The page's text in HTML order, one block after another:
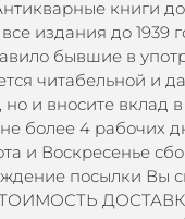
книги
издания до
бывшие в
читабельной
но и вносите
более 4 рабочих
и Воскресенье
посылки